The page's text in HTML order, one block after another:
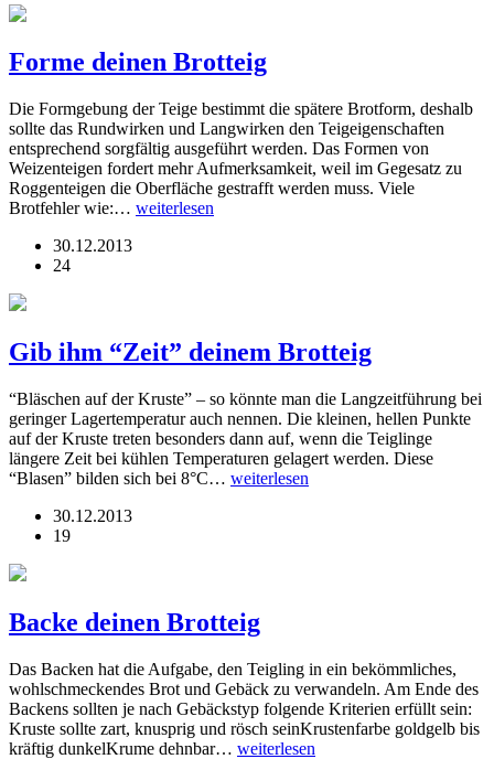
Forme deinen Brotteig
Die Formgebung der Teige bestimmt die spätere Brotform, deshalb
sollte das Rundwirken und Langwirken den Teigeigenschaften
entsprechend sorgfältig ausgeführt werden. Das Formen von
Weizenteigen fordert mehr Aufmerksamkeit, weil im Gegesatz zu
Roggenteigen die Oberfläche gestrafft werden muss. Viele
Brotfehler wie:… weiterlesen
30.12.2013
24
Gib ihm “Zeit” deinem Brotteig
“Bläschen auf der Kruste” – so könnte man die Langzeitführung bei
geringer Lagertemperatur auch nennen. Die kleinen, hellen Punkte
auf der Kruste treten besonders dann auf, wenn die Teiglinge
längere Zeit bei kühlen Temperaturen gelagert werden. Diese
“Blasen” bilden sich bei 8°C… weiterlesen
30.12.2013
19
Backe deinen Brotteig
Das Backen hat die Aufgabe, den Teigling in ein bekömmliches,
wohlschmeckendes Brot und Gebäck zu verwandeln. Am Ende des
Backens sollten je nach Gebäckstyp folgende Kriterien erfüllt sein:
Kruste sollte zart, knusprig und rösch seinKrustenfarbe goldgelb bis
kräftig dunkelKrume dehnbar… weiterlesen